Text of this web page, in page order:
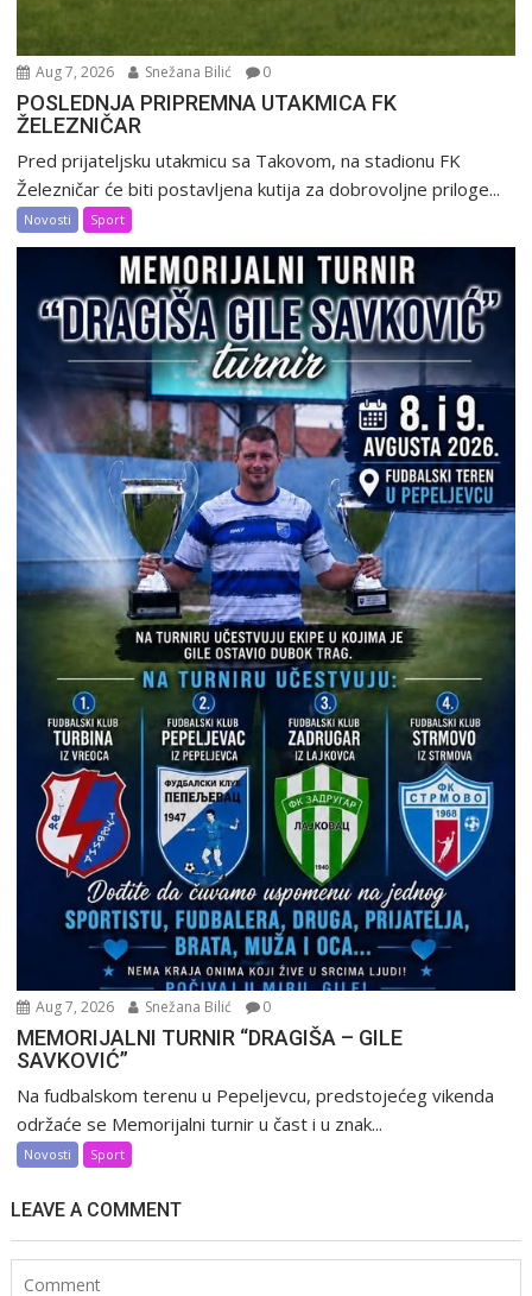
Aug 7, 2026 Snežana Bilić 0
POSLEDNJA PRIPREMNA UTAKMICA FK
ŽELEZNIČAR
Pred prijateljsku utakmicu sa Takovom, na stadionu FK
Železničar će biti postavljena kutija za dobrovoljne priloge...
Novosti Sport
Aug 7, 2026 Snežana Bilić 0
MEMORIJALNI TURNIR “DRAGIŠA – GILE
SAVKOVIĆ”
Na fudbalskom terenu u Pepeljevcu, predstojećeg vikenda
održaće se Memorijalni turnir u čast i u znak...
Novosti Sport
LEAVE A COMMENT